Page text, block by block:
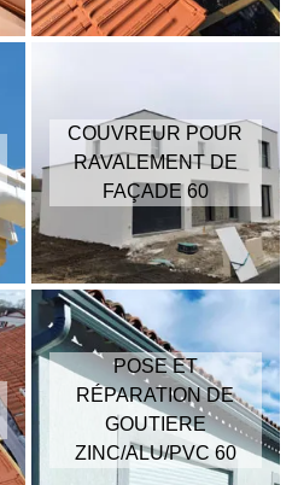
COUVREUR POUR
RAVALEMENT DE
FAÇADE 60
POSE ET
RÉPARATION DE
GOUTIERE
ZINC/ALU/PVC 60